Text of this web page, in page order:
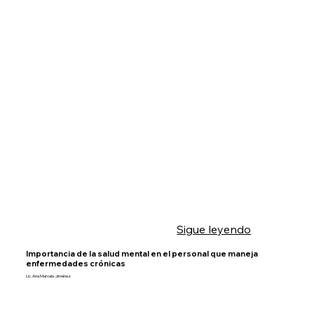
Sigue leyendo
Importancia de la salud mental en el personal que maneja
enfermedades crónicas
Lic. Ana Marcela Jiménez